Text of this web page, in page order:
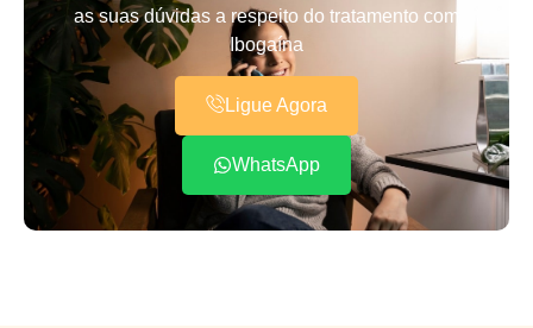
as suas dúvidas a respeito do tratamento com
Ibogaína
Ligue Agora
WhatsApp